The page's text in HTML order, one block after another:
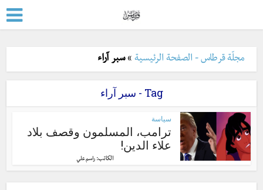
مجلّة قرطاس - الصفحة الرئيسية »سبر آراء
Tag - سبر آراء
سياسة
ترامب، المسلمون وقصف بلاد
علاء الدين!
الكاتب:راسم علي